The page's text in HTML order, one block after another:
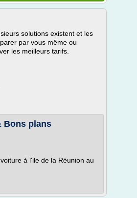
solutions existent et les
par vous même ou
les meilleurs tarifs.
Bons plans
à l'ile de la Réunion au